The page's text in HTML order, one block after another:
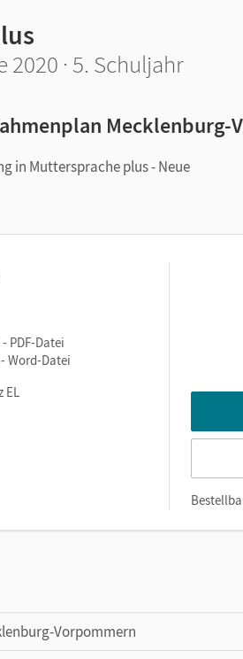
· 5. Schuljahr
Mecklenburg-
in Muttersprache plus - Neue
- PDF-Datei
Word-Datei
EL
Vorpommern